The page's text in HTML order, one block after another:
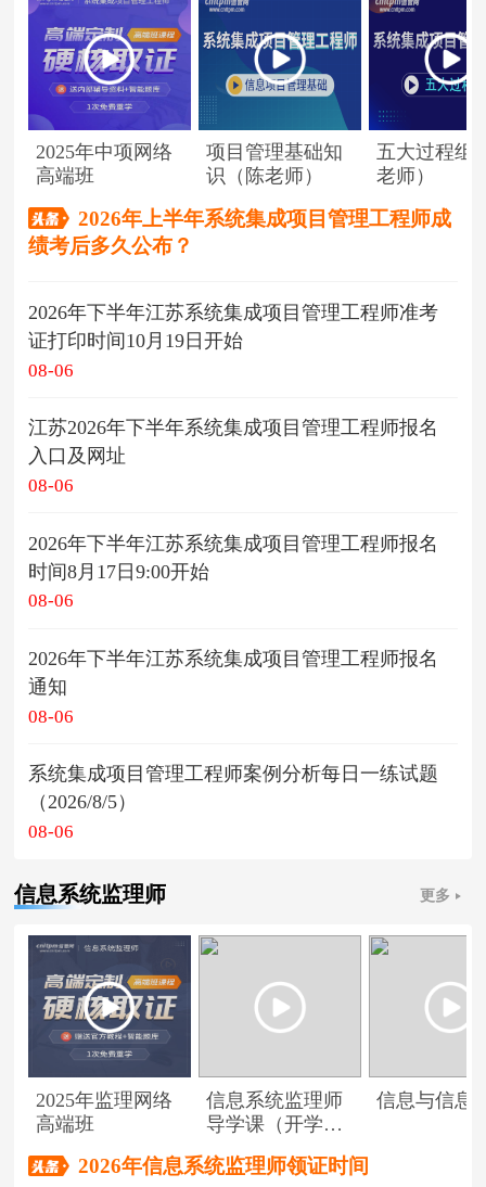
2025年中项网络
高端班
项目管理基础知
识（陈老师）
五大过程组
老师）
2026年上半年系统集成项目管理工程师成
绩考后多久公布？
2026年下半年江苏系统集成项目管理工程师准考
证打印时间10月19日开始
08-06
江苏2026年下半年系统集成项目管理工程师报名
入口及网址
08-06
2026年下半年江苏系统集成项目管理工程师报名
时间8月17日9:00开始
08-06
2026年下半年江苏系统集成项目管理工程师报名
通知
08-06
系统集成项目管理工程师案例分析每日一练试题
（2026/8/5）
08-06
信息系统监理师 更多
2025年监理网络
高端班
信息系统监理师
导学课（开学典
信息与信息
2026年信息系统监理师领证时间